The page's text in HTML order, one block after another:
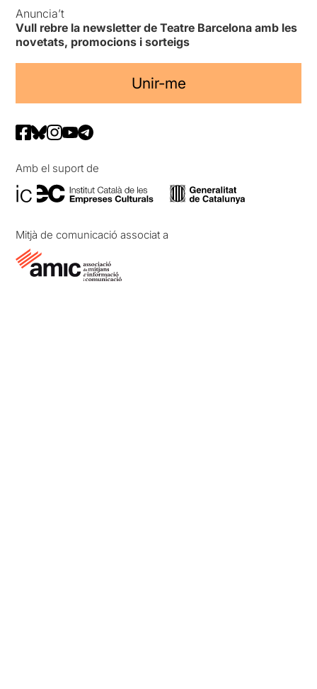
Anuncia’t
Vull rebre la newsletter de Teatre Barcelona amb les
novetats, promocions i sorteigs
Unir-me
Amb el suport de
Mitjà de comunicació associat a